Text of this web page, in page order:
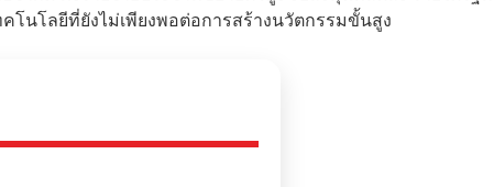
นโลยีที่ยังไม่เพียงพอต่อการสร้างนวัตกรรมขั้นสูง